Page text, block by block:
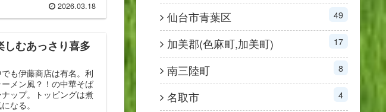
2026.03.18
しむあっさり喜多
も伊藤商店は有名。利
メン風？！の中華そば
ップ。トッピングは煮
なる。
仙台市青葉区 49
加美郡(色麻町,加美町) 17
南三陸町 8
名取市 4